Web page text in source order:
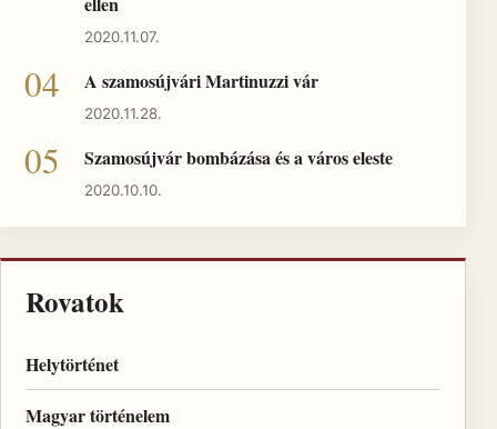
2020.11.07.
A szamosújvári Martinuzzi vár
2020.11.28.
Szamosújvár bombázása és a város eleste
2020.10.10.
Rovatok
Helytörténet
Magyar történelem